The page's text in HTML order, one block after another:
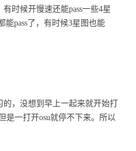
时候开慢速还能pass一些4星
能pass了，有时候3星图也能
，没想到早上一起来就开始打
是一打开osu就停不下来。所以